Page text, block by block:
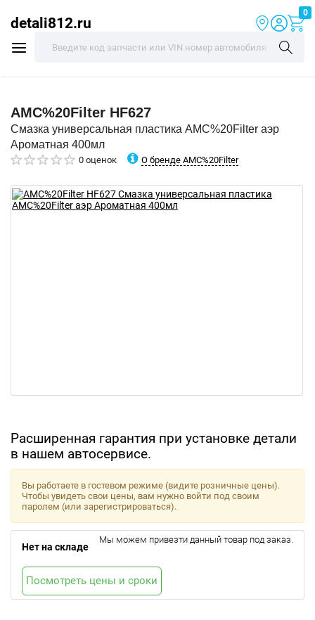
detali812.ru
0
AMC%20Filter HF627
Смазка универсальная пластика AMC%20Filter аэр
Ароматная 400мл
0 оценок О бренде AMC%20Filter
Расширенная гарантия при установке детали
в нашем автосервисе.
Вы работаете в гостевом режиме (видите розничные цены).
Чтобы увидеть свои цены, вам нужно войти под своим
паролем (или зарегистрироваться).
Нет на складе
Мы можем привезти данный товар под заказ.
Посмотреть цены и сроки